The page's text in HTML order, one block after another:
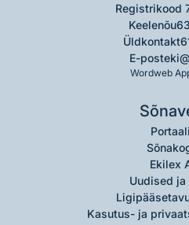
Registrikood
Keelenõu
Üldkontakt
E-post
Wordweb
Ekilex
Uudised ja
Kasutus- ja